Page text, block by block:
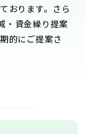
おります。さら
・資金繰り提案
的にご提案さ